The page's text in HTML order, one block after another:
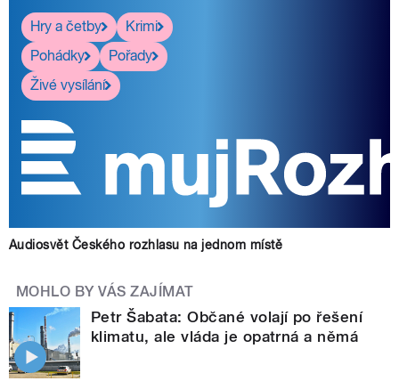
Hry a četby
Krimi
Pohádky
Pořady
Živé vysílání
Audiosvět Českého rozhlasu na jednom místě
MOHLO BY VÁS ZAJÍMAT
Petr Šabata: Občané volají po řešení
klimatu, ale vláda je opatrná a němá